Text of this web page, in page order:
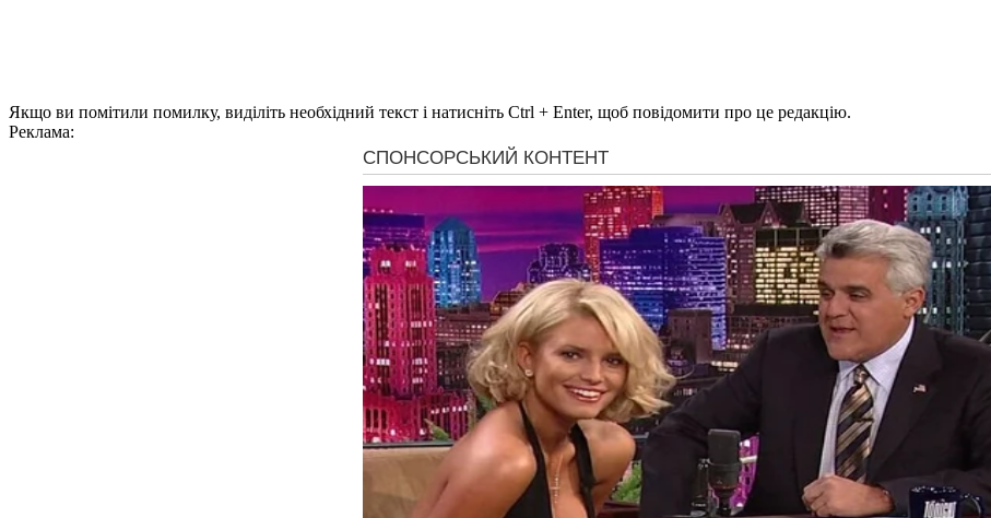
Якщо ви помітили помилку, виділіть необхідний текст і натисніть Ctrl + Enter, щоб повідомити про це редакцію.
Реклама: